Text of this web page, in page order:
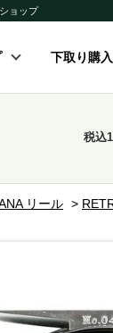
ョップ
下取り購
税込
リール >